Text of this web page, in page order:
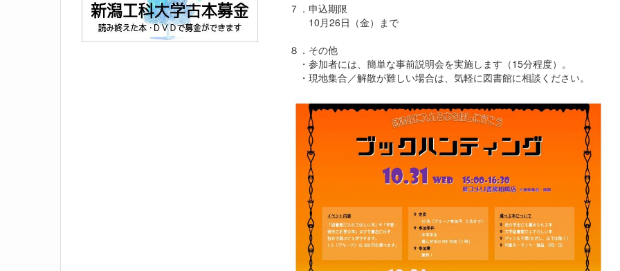
７．申込期限
10月26日（金）まで
８．その他
・参加者には、簡単な事前説明会を実施します（15分程度）。
・現地集合／解散が難しい場合は、気軽に図書館に相談ください。